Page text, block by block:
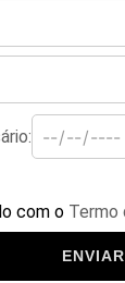
com o Termo
ENVIAR